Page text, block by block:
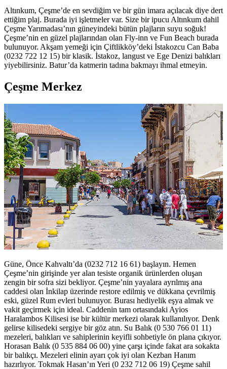
Altınkum, Çeşme’de en sevdiğim ve bir gün imara açılacak diye dert
ettiğim plaj. Burada iyi işletmeler var. Size bir ipucu Altınkum dahil
Çeşme Yarımadası’nın güneyindeki bütün plajların suyu soğuk!
Çeşme’nin en güzel plajlarından olan Fly-inn ve Fun Beach burada
bulunuyor. Akşam yemeği için Çiftlikköy’deki İstakozcu Can Baba
(0232 722 12 15) bir klasik. İstakoz, langust ve Ege Denizi balıkları
yiyebilirsiniz. Batur’da katmerin tadına bakmayı ihmal etmeyin.
Çeşme Merkez
Güne, Önce Kahvaltı’da (0232 712 16 61) başlayın. Hemen
Çeşme’nin girişinde yer alan tesiste organik ürünlerden oluşan
zengin bir sofra sizi bekliyor. Çeşme’nin yayalara ayrılmış ana
caddesi olan İnkilap üzerinde restore edilmiş ve dükkana çevrilmiş
eski, güzel Rum evleri bulunuyor. Burası hediyelik eşya almak ve
vakit geçirmek için ideal. Caddenin tam ortasındaki Ayios
Haralambos Kilisesi ise bir kültür merkezi olarak kullanılıyor. Denk
gelirse kilisedeki sergiye bir göz atın. Su Balık (0 530 766 01 11)
mezeleri, balıkları ve sahiplerinin keyifli sohbetiyle ön plana çıkıyor.
Horasan Balık (0 535 884 06 00) yine çarşı içinde fakat ara sokakta
bir balıkçı. Mezeleri elinin ayarı çok iyi olan Kezban Hanım
hazırlıyor. Tokmak Hasan’ın Yeri (0 232 712 06 19) Çeşme sahil